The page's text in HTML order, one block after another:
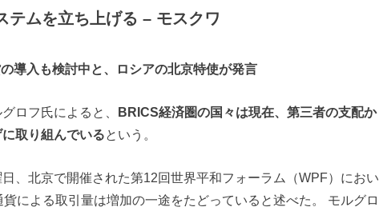
テムを立ち上げる – モスクワ
導入も検討中と、ロシアの北京特使が発言
ロフ氏によると、 BRICS経済圏の国々は現在、第三者の支配か
取り組んでいるという。
、北京で開催された第12回世界平和フォーラム（WPF）におい
による取引量は増加の一途をたどっていると述べた。 モルグロ